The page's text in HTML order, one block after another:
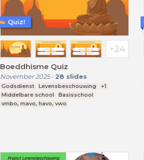
Boeddhisme Quiz
November 2025- 28 slides
Godsdienst Levensbeschouwing
+1
Middelbare school
Basisschool
vmbo, mavo, havo, vwo
Quiz!